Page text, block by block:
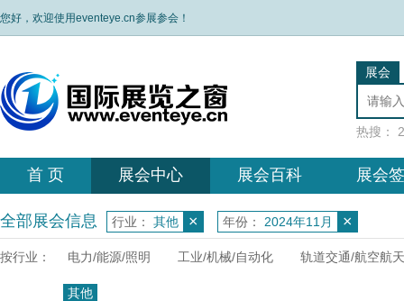
您好，欢迎使用eventeye.cn参展参会！
展会
热搜：
首 页 展会中心 展会百科 展会
全部展会信息 行业： 其他 × 年份： 2024年11月 ×
按行业： 电力/能源/照明 工业/机械/自动化 轨道交通/航空航天
其他